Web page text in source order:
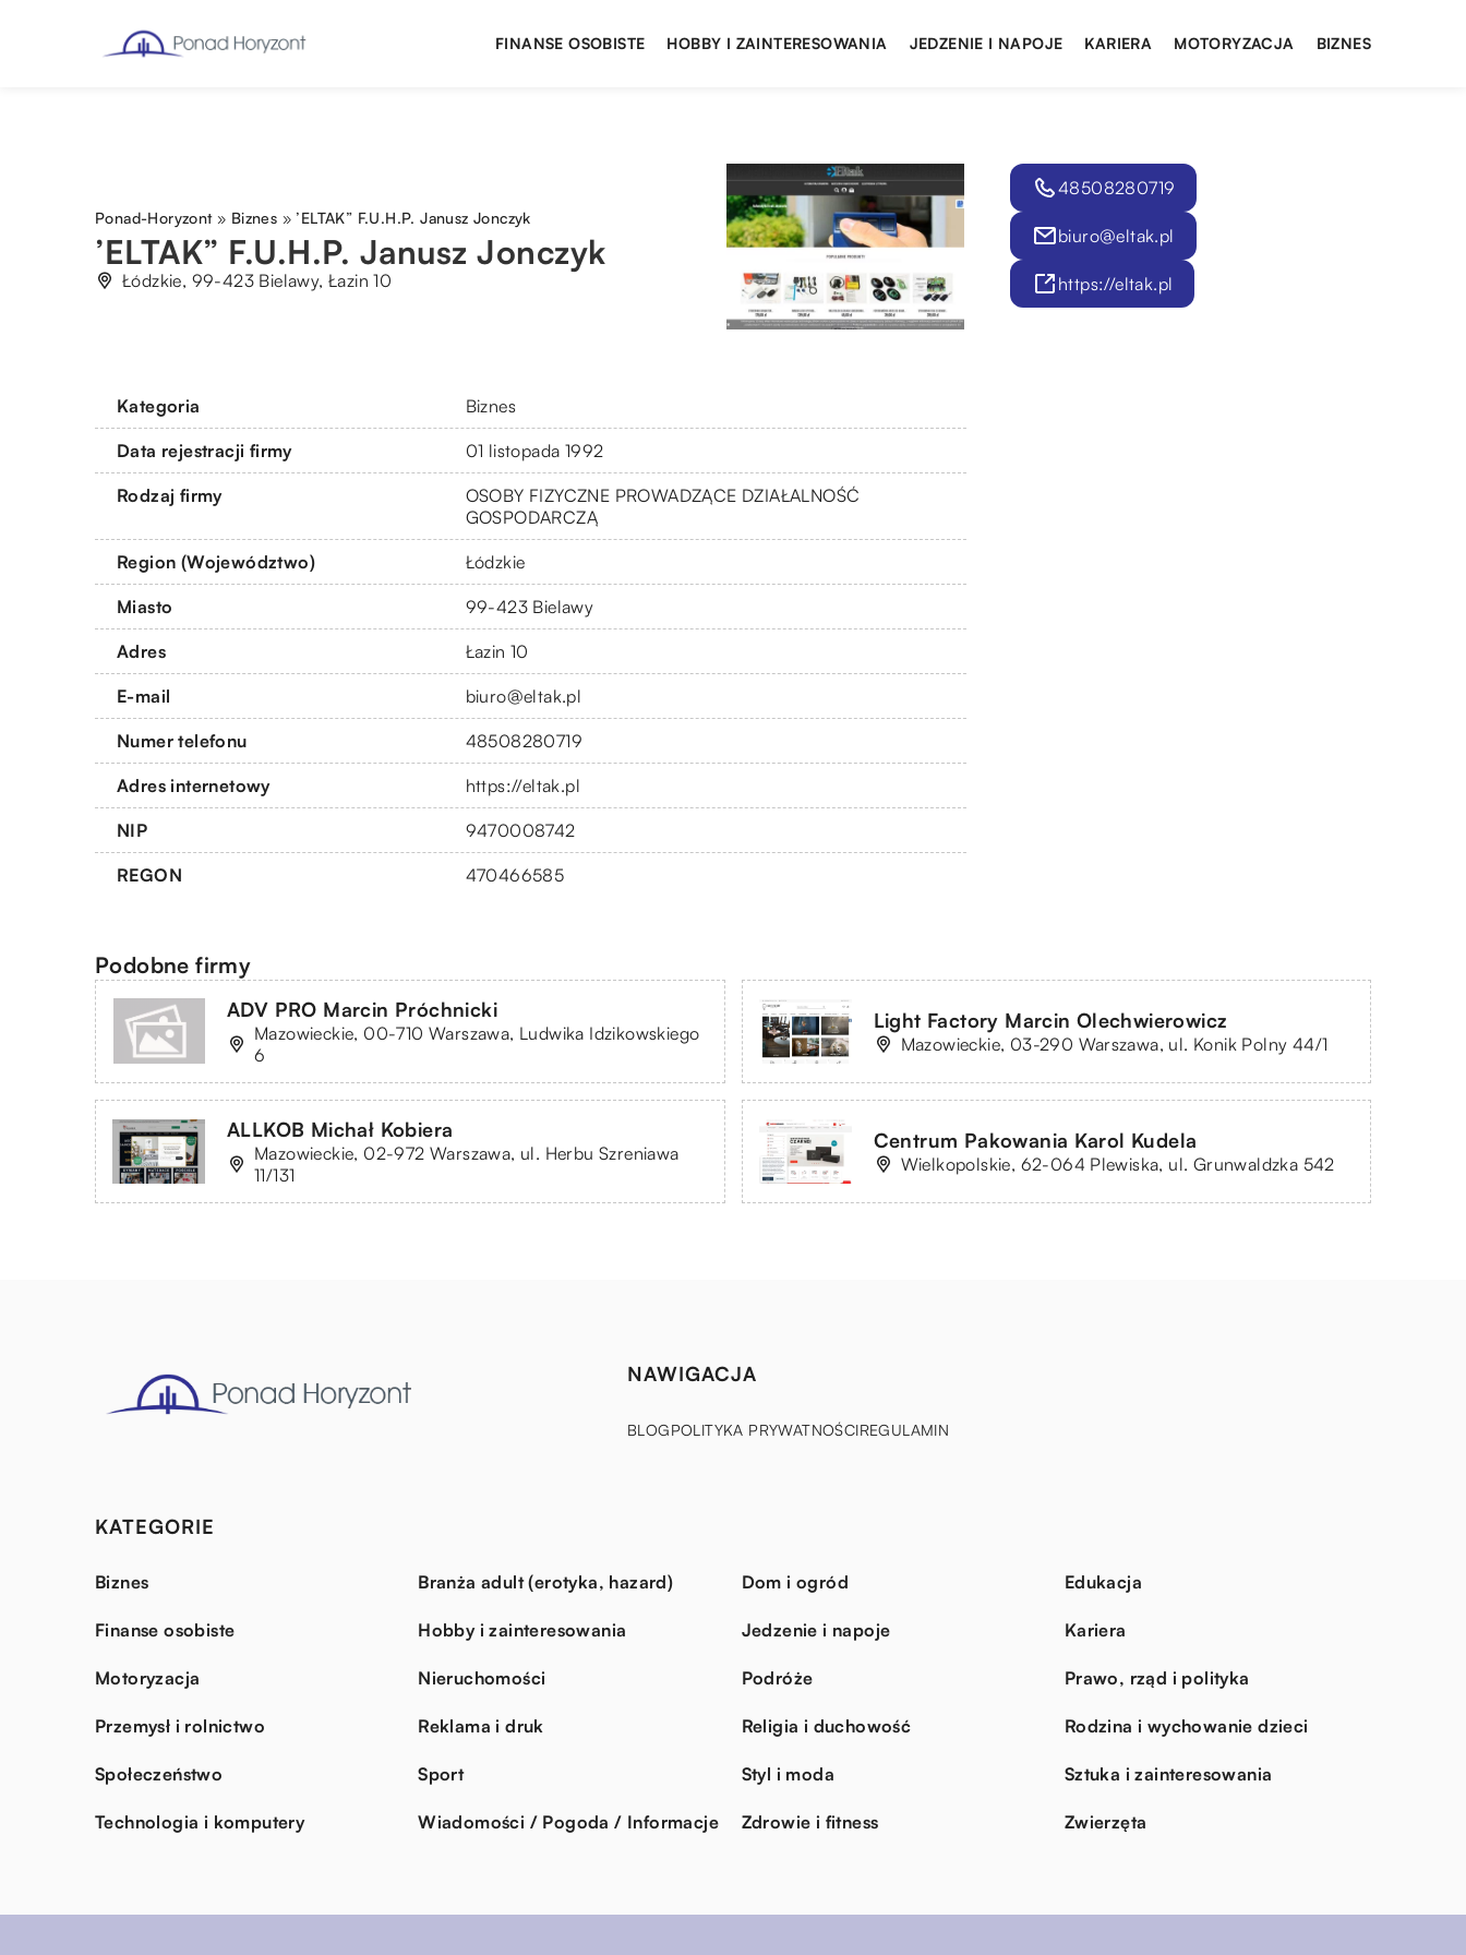
FINANSE OSOBISTE HOBBY I ZAINTERESOWANIA JEDZENIE I NAPOJE KARIERA MOTORYZACJA BIZNES
Ponad-Horyzont» Biznes » ’ELTAK” F.U.H.P. Janusz Jonczyk
’ELTAK” F.U.H.P. Janusz Jonczyk
Łódzkie, 99-423 Bielawy, Łazin 10
Kategoria Biznes
Data rejestracji firmy 01 listopada 1992
Rodzaj firmy
OSOBY FIZYCZNE PROWADZĄCE DZIAŁALNOŚĆ
GOSPODARCZĄ
Region (Województwo) Łódzkie
Miasto 99-423 Bielawy
Adres Łazin 10
E-mail biuro@eltak.pl
Numer telefonu 48508280719
Adres internetowy https://eltak.pl
NIP 9470008742
REGON 470466585
48508280719
biuro@eltak.pl
https://eltak.pl
Podobne firmy
ADV PRO Marcin Próchnicki
Mazowieckie, 00-710 Warszawa, Ludwika Idzikowskiego
6
Light Factory Marcin Olechwierowicz
Mazowieckie, 03-290 Warszawa, ul. Konik Polny 44/1
ALLKOB Michał Kobiera
Mazowieckie, 02-972 Warszawa, ul. Herbu Szreniawa
11/131
Centrum Pakowania Karol Kudela
Wielkopolskie, 62-064 Plewiska, ul. Grunwaldzka 542
NAWIGACJA
BLOGPOLITYKA PRYWATNOŚCIREGULAMIN
KATEGORIE
Biznes Branża adult (erotyka, hazard) Dom i ogród Edukacja
Finanse osobiste Hobby i zainteresowania Jedzenie i napoje Kariera
Motoryzacja Nieruchomości Podróże Prawo, rząd i polityka
Przemysł i rolnictwo Reklama i druk Religia i duchowość Rodzina i wychowanie dzieci
Społeczeństwo Sport Styl i moda Sztuka i zainteresowania
Technologia i komputery Wiadomości / Pogoda / Informacje Zdrowie i fitness Zwierzęta